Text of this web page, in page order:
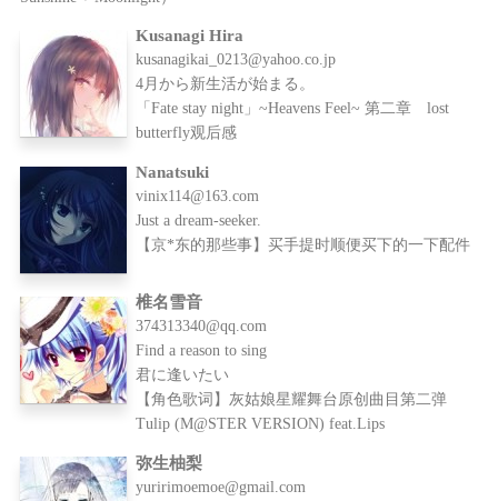
Kusanagi Hira
kusanagikai_0213@yahoo.co.jp
4月から新生活が始まる。
「Fate stay night」~Heavens Feel~ 第二章 lost
butterfly观后感
Nanatsuki
vinix114@163.com
Just a dream-seeker.
【京*东的那些事】买手提时顺便买下的一下配件
椎名雪音
374313340@qq.com
Find a reason to sing
君に逢いたい
【角色歌词】灰姑娘星耀舞台原创曲目第二弹
Tulip (M@STER VERSION) feat.Lips
弥生柚梨
yuririmoemoe@gmail.com